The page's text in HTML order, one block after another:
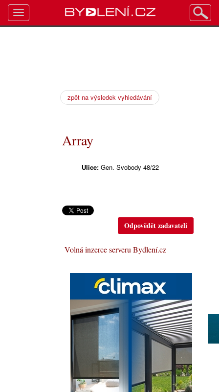
zpět na výsledek vyhledávání
Array
Ulice: Gen. Svobody 48/22
Odpovědět zadavateli
Volná inzerce serveru Bydlení.cz
Toggle
navigation